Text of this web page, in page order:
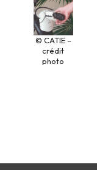
© CATIE –
crédit
photo